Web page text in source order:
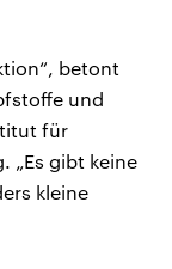
betont
und
für
„Es gibt keine
kleine